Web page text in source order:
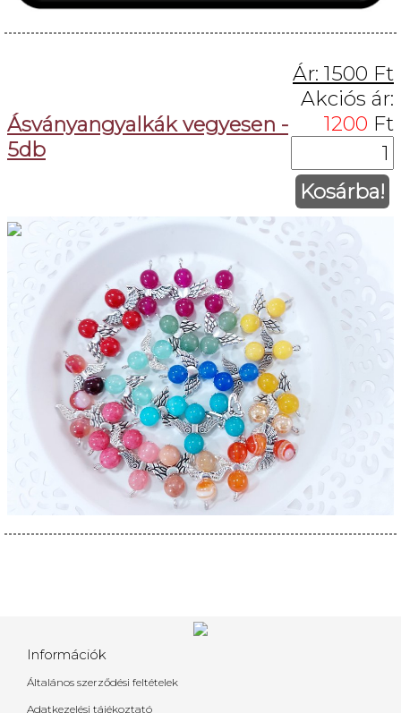
Ásványangyalkák vegyesen -
5db
Ár: 1500 Ft
Akciós ár:
1200 Ft
Kosárba!
Információk
Általános szerződési feltételek
Adatkezelési tájékoztató